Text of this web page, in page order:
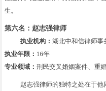
生。
第六名：赵志强律师
执业机构：湖北中和信律师事
执业年限： 16年
专业领域：刑民交叉婚姻案件、重
赵志强律师的独特之处在于